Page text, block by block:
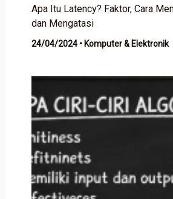
Apa Itu Latency? Faktor, Cara
dan Mengatasi
24/04/2024 • Komputer & Elektronik